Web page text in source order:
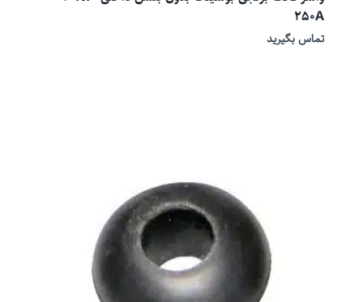
250A
تماس بگیرید